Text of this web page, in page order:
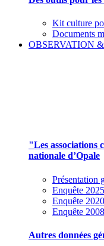
Kit culture
Documents
OBSERVATION
"Les associations
nationale d’Opale
Présentation
Enquête 2025
Enquête 2020
Enquête 2008
Autres données